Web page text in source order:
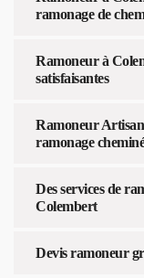
ramonage de
Ramoneur à
satisfaisantes
Ramoneur
ramonage
Des services de
Colembert
Devis ramoneur